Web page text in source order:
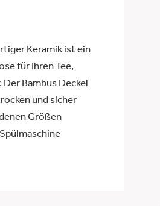
Keramik ist ein
für Ihren Tee,
Bambus Deckel
und sicher
Größen